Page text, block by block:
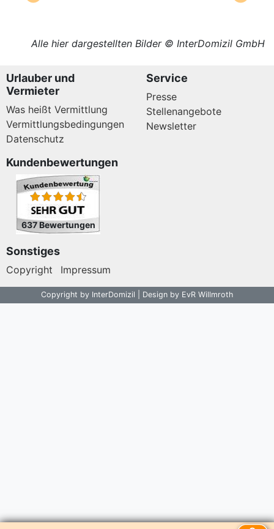
Alle hier dargestellten Bilder © InterDomizil GmbH
Urlauber und
Vermieter
Was heißt Vermittlung
Vermittlungsbedingungen
Datenschutz
Service
Presse
Stellenangebote
Newsletter
Kundenbewertungen
637 Bewertungen
Sonstiges
Copyright Impressum
Copyright by InterDomizil | Design by EvR Willmroth